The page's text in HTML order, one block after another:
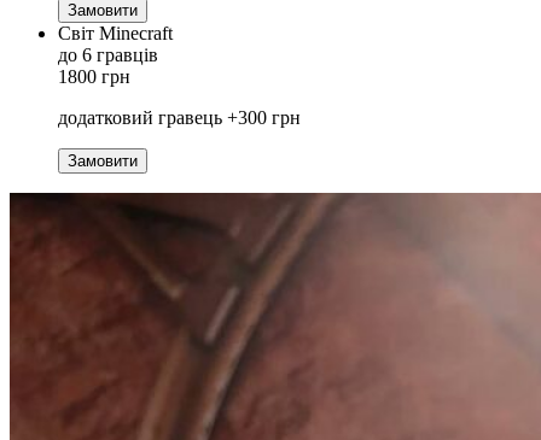
Замовити
Світ Minecraft
до 6 гравців
1800 грн
додатковий гравець +300 грн
Замовити